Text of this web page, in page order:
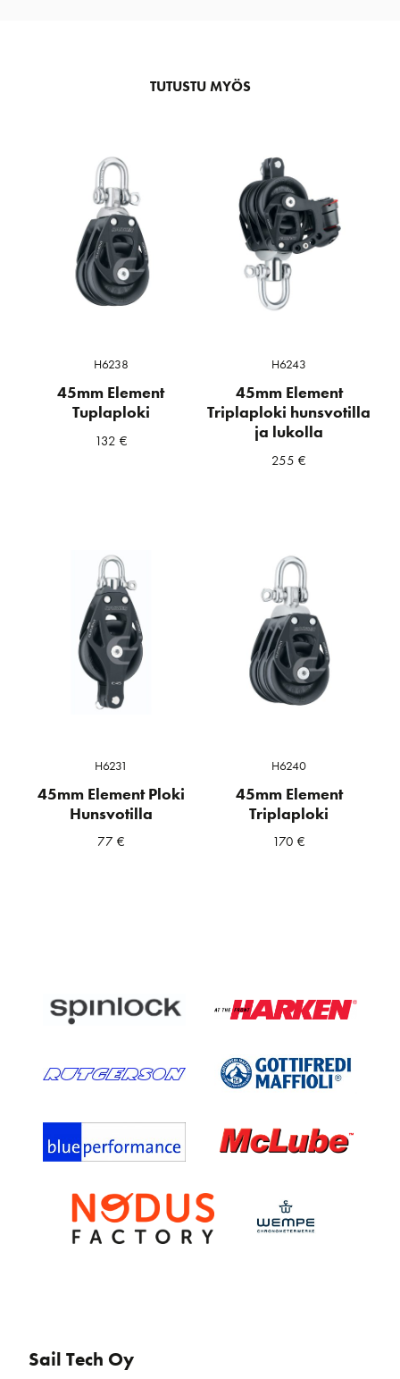
TUTUSTU MYÖS
H6238
45mm Element
Tuplaploki
132 €
H6243
45mm Element
Triplaploki hunsvotilla
ja lukolla
255€
H6231
45mm Element Ploki
Hunsvotilla
77 €
H6240
45mm Element
Triplaploki
170€
Sail Tech Oy